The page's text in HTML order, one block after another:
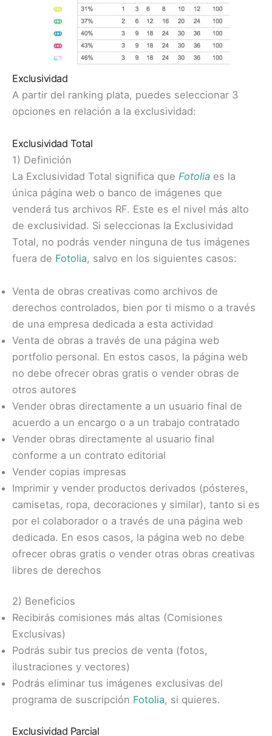
Exclusividad
A partir del ranking plata, puedes seleccionar 3
opciones en relación a la exclusividad:
Exclusividad Total
1) Definición
La Exclusividad Total significa que Fotolia es la
única página web o banco de imágenes que
venderá tus archivos RF. Este es el nivel más alto
de exclusividad. Si seleccionas la Exclusividad
Total, no podrás vender ninguna de tus imágenes
fuera de Fotolia, salvo en los siguientes casos:
Venta de obras creativas como archivos de
derechos controlados, bien por ti mismo o a través
de una empresa dedicada a esta actividad
Venta de obras a través de una página web
portfolio personal. En estos casos, la página web
no debe ofrecer obras gratis o vender obras de
otros autores
Vender obras directamente a un usuario final de
acuerdo a un encargo o a un trabajo contratado
Vender obras directamente al usuario final
conforme a un contrato editorial
Vender copias impresas
Imprimir y vender productos derivados (pósteres,
camisetas, ropa, decoraciones y similar), tanto si es
por el colaborador o a través de una página web
dedicada. En esos casos, la página web no debe
ofrecer obras gratis o vender otras obras creativas
libres de derechos
2) Beneficios
Recibirás comisiones más altas (Comisiones
Exclusivas)
Podrás subir tus precios de venta (fotos,
ilustraciones y vectores)
Podrás eliminar tus imágenes exclusivas del
programa de suscripción Fotolia, si quieres.
Exclusividad Parcial